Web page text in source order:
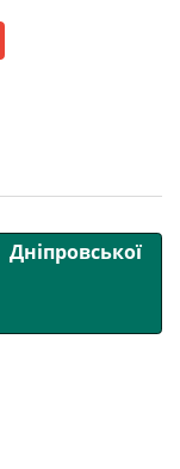
Дніпровської